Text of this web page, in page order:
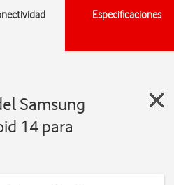
Especificaciones
Samsung
14 para